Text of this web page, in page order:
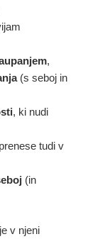
,
(s seboj in
, ki nudi
tudi v
(in
v njeni